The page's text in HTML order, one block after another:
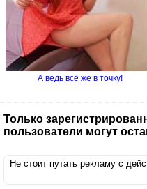
А ведь всё же в точку!
Только
пользователи могут
Не стоит путать рекламу с